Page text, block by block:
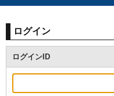
ログイン
ログインID